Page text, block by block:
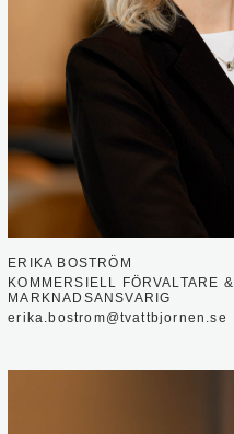
ERIKA BOSTRÖM
KOMMERSIELL FÖRVALTARE &
MARKNADSANSVARIG
erika.bostrom@tvattbjornen.se